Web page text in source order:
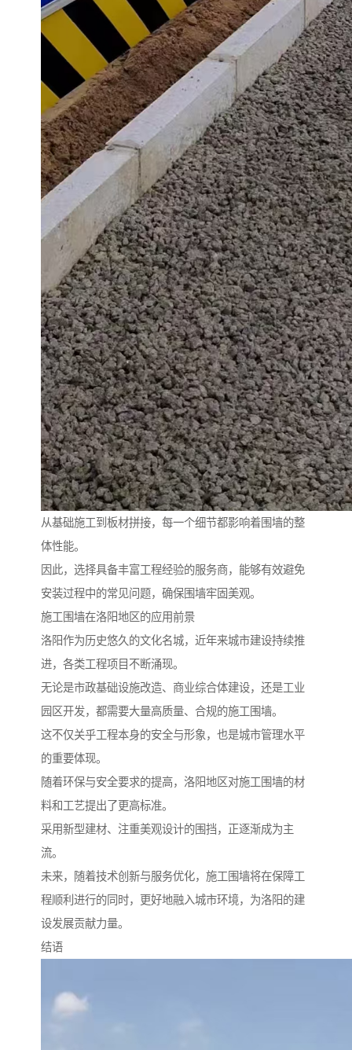
从基础施工到板材拼接，每一个细节都影响着围墙的整
体性能。
因此，选择具备丰富工程经验的服务商，能够有效避免
安装过程中的常见问题，确保围墙牢固美观。
施工围墙在洛阳地区的应用前景
洛阳作为历史悠久的文化名城，近年来城市建设持续推
进，各类工程项目不断涌现。
无论是市政基础设施改造、商业综合体建设，还是工业
园区开发，都需要大量高质量、合规的施工围墙。
这不仅关乎工程本身的安全与形象，也是城市管理水平
的重要体现。
随着环保与安全要求的提高，洛阳地区对施工围墙的材
料和工艺提出了更高标准。
采用新型建材、注重美观设计的围挡，正逐渐成为主
流。
未来，随着技术创新与服务优化，施工围墙将在保障工
程顺利进行的同时，更好地融入城市环境，为洛阳的建
设发展贡献力量。
结语